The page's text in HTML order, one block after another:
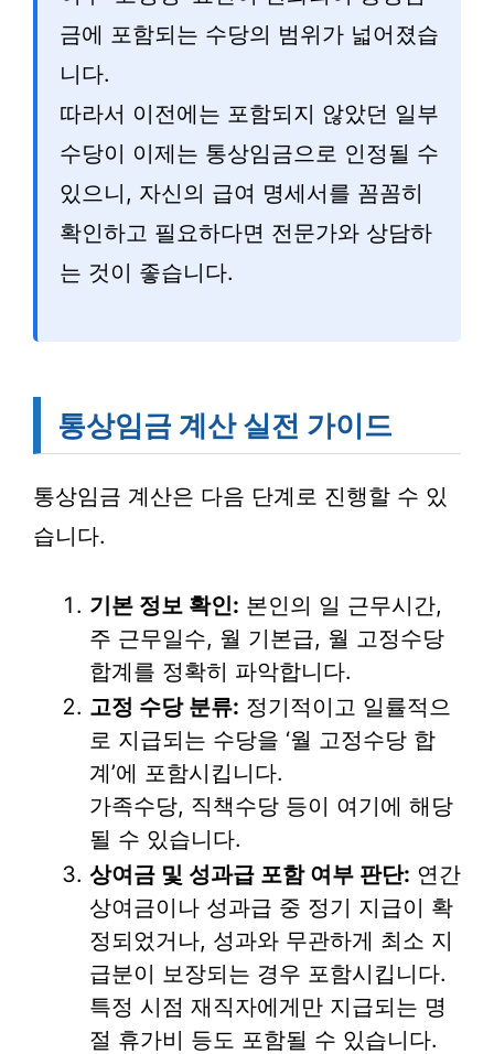
금에 포함되는 수당의 범위가 넓어졌습
니다.
따라서 이전에는 포함되지 않았던 일부
수당이 이제는 통상임금으로 인정될 수
있으니, 자신의 급여 명세서를 꼼꼼히
확인하고 필요하다면 전문가와 상담하
는 것이 좋습니다.
통상임금 계산 실전 가이드
통상임금 계산은 다음 단계로 진행할 수 있
습니다.
기본 정보 확인: 본인의 일 근무시간,
주 근무일수, 월 기본급, 월 고정수당
합계를 정확히 파악합니다.
고정 수당 분류: 정기적이고 일률적으
로 지급되는 수당을 ‘월 고정수당 합
계’에 포함시킵니다.
가족수당, 직책수당 등이 여기에 해당
될 수 있습니다.
상여금 및 성과급 포함 여부 판단: 연간
상여금이나 성과급 중 정기 지급이 확
정되었거나, 성과와 무관하게 최소 지
급분이 보장되는 경우 포함시킵니다.
특정 시점 재직자에게만 지급되는 명
절 휴가비 등도 포함될 수 있습니다.